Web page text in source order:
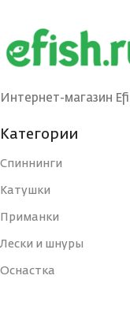
Интернет-магазин
Категории
Спиннинги
Катушки
Приманки
Лески и шнуры
Оснастка